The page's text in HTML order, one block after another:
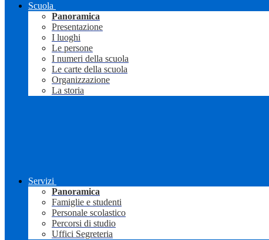
Scuola
Panoramica
Presentazione
I luoghi
Le persone
I numeri della scuola
Le carte della scuola
Organizzazione
La storia
Servizi
Panoramica
Famiglie e studenti
Personale scolastico
Percorsi di studio
Uffici Segreteria